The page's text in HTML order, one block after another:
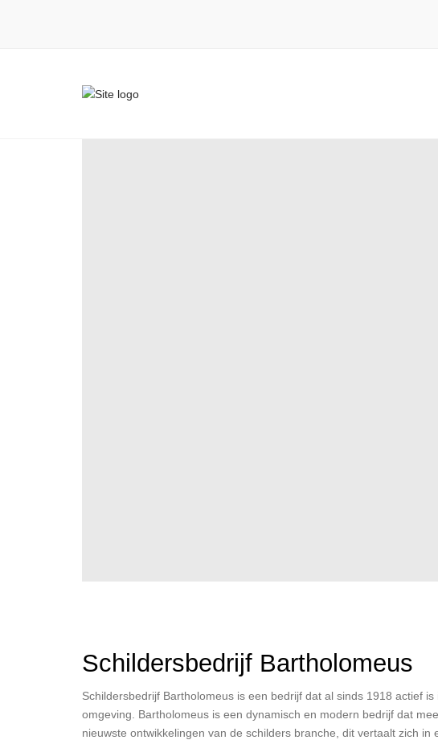
Schildersbedrijf Bartholomeus
Schildersbedrijf Bartholomeus is een bedrijf dat al sinds 1918 actief is
omgeving. Bartholomeus is een dynamisch en modern bedrijf dat
nieuwste ontwikkelingen van de schilders branche, dit vertaalt zich in